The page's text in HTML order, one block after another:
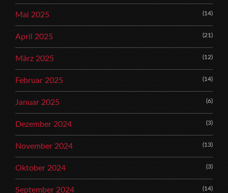
Mai 2025 (14)
April 2025 (21)
März 2025 (12)
Februar 2025 (14)
Januar 2025 (6)
Dezember 2024 (3)
November 2024 (13)
Oktober 2024 (3)
September 2024 (14)